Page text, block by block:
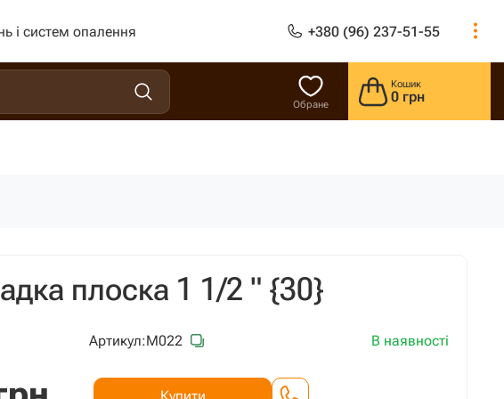
і систем опалення +380 (96) 237-51-55
Обране
Кошик
0 грн
плоска 1 1/2 " {30}
Артикул:М022 В наявності